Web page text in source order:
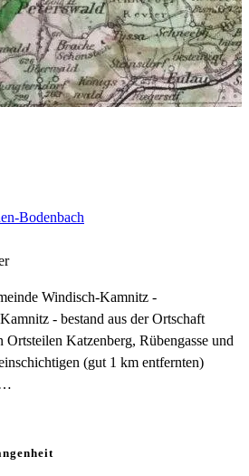
Bodenbach
Windisch-Kamnitz -
- bestand aus der Ortschaft
Katzenberg, Rübengasse und
(gut 1 km entfernten)